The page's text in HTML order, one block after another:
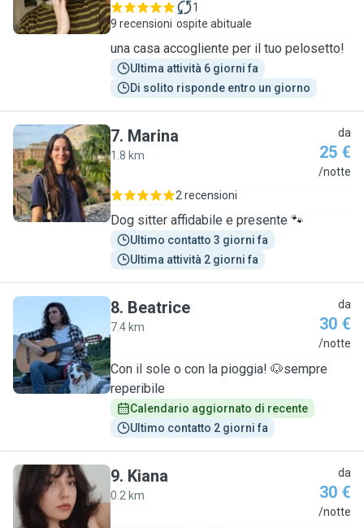
9 recensioni
1
ospite abituale
una casa accogliente per il tuo pelosetto!
Ultima attività 6 giorni fa
Di solito risponde entro un giorno
M
7. Marina
1.8 km
da
25 €
/notte
2 recensioni
Dog sitter affidabile e presente 🐾
Ultimo contatto 3 giorni fa
Ultima attività 2 giorni fa
B
8. Beatrice
7.4 km
da
30 €
/notte
Con il sole o con la pioggia! 🐶sempre
reperibile
Calendario aggiornato di recente
Ultimo contatto 2 giorni fa
K
9. Kiana
0.2 km
da
30 €
/notte